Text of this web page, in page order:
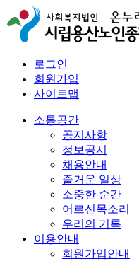
로그인
회원가입
사이트맵
소통공간
공지사항
정보공시
채용안내
즐거운 일상
소중한 순간
어르신목소리
우리의 기록
이용안내
회원가입안내